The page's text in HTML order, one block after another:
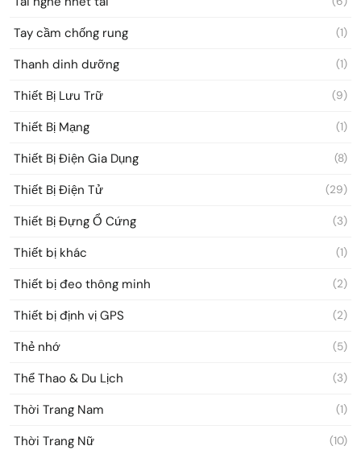
Tay cầm chống rung (1)
Thanh dinh dưỡng (1)
Thiết Bị Lưu Trữ (9)
Thiết Bị Mạng (1)
Thiết Bị Điện Gia Dụng (8)
Thiết Bị Điện Tử (29)
Thiết Bị Đựng Ổ Cứng (3)
Thiết bị khác (1)
Thiết bị đeo thông minh (2)
Thiết bị định vị GPS (2)
Thẻ nhớ (5)
Thể Thao & Du Lịch (3)
Thời Trang Nam (1)
Thời Trang Nữ (10)